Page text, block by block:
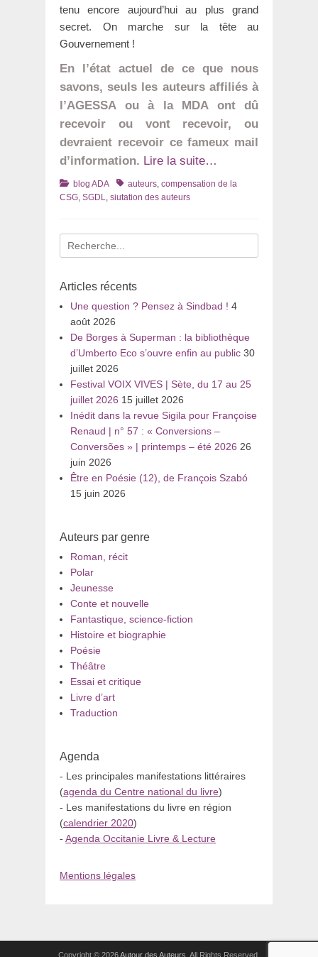
tenu encore aujourd’hui au plus grand
secret. On marche sur la tête au
Gouvernement !
En l’état actuel de ce que nous
savons, seuls les auteurs affiliés à
l’AGESSA ou à la MDA ont dû
recevoir ou vont recevoir, ou
devraient recevoir ce fameux mail
d’information. Lire la suite…
Catégories
blog ADA Tagsauteurs, compensation de la
CSG, SGDL, siutation des auteurs
Recherche
pour
Articles récents
Une question ? Pensez à Sindbad ! 4
août 2026
De Borges à Superman : la bibliothèque
d’Umberto Eco s’ouvre enfin au public 30
juillet 2026
Festival VOIX VIVES | Sète, du 17 au 25
juillet 2026 15 juillet 2026
Inédit dans la revue Sigila pour Françoise
Renaud | n° 57 : « Conversions –
Conversões » | printemps – été 2026 26
juin 2026
Être en Poésie (12), de François Szabó
15 juin 2026
Auteurs par genre
Roman, récit
Polar
Jeunesse
Conte et nouvelle
Fantastique, science-fiction
Histoire et biographie
Poésie
Théâtre
Essai et critique
Livre d’art
Traduction
Agenda
- Les principales manifestations littéraires
(agenda du Centre national du livre)
- Les manifestations du livre en région
(calendrier 2020)
- Agenda Occitanie Livre & Lecture
Mentions légales
Copyright © 2026Autour des Auteurs . All Rights Reserved.